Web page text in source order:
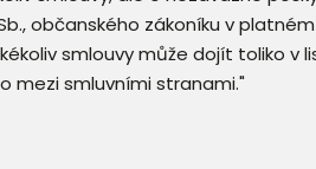
Sb., občanského zákoníku v
smlouvy může dojít toliko
mezi smluvními stranami."